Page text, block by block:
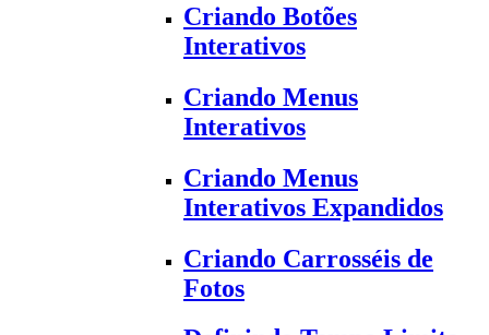
Criando Botões
Interativos
Criando Menus
Interativos
Criando Menus
Interativos Expandidos
Criando Carrosséis de
Fotos